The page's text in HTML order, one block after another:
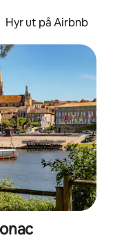
Hyr ut på Airbnb